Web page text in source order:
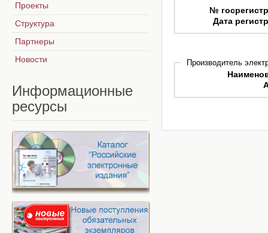
№
Дата
Производитель
Проекты
Структура
Партнеры
Новости
Информационные
ресурсы